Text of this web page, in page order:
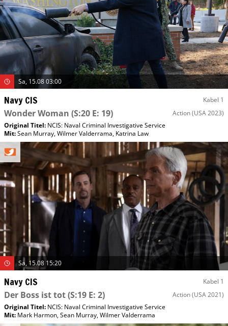
Sa, 15.08 03:00
Navy CIS Kabel 1
Wonder Woman (S:20 E: 19) Action(USA 2023)
Original Titel: NCIS: Naval Criminal Investigative Service
Mit:Sean Murray,Wilmer Valderrama, Katrina Law
Sa, 15.08 15:20
Navy CIS Kabel 1
Der Boss ist tot(S:19 E: 2) Action(USA 2021)
Original Titel: NCIS: Naval Criminal Investigative Service
Mit: Mark Harmon,Sean Murray,Wilmer Valderrama